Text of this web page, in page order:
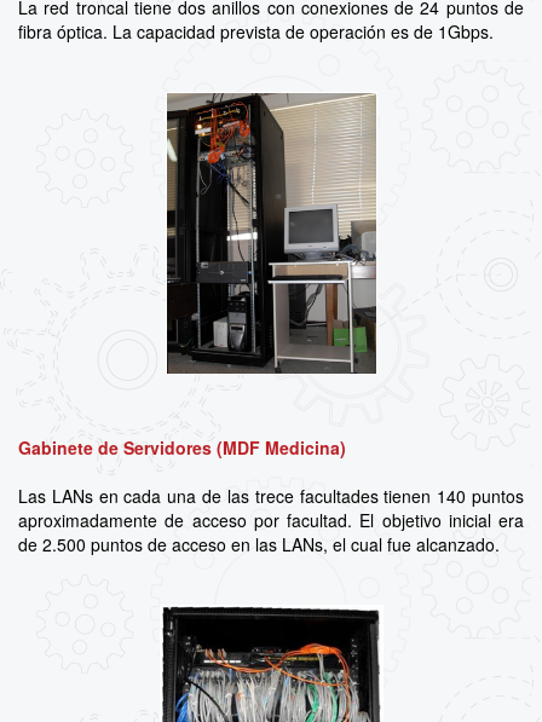
La red troncal tiene dos anillos con conexiones de 24 puntos de
fibra óptica. La capacidad prevista de operación es de 1Gbps.
Gabinete de Servidores (MDF Medicina)
Las LANs en cada una de las trece facultades tienen 140 puntos
aproximadamente de acceso por facultad. El objetivo inicial era
de 2.500 puntos de acceso en las LANs, el cual fue alcanzado.